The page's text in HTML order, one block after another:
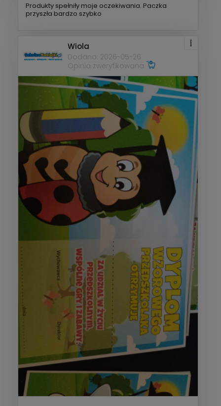
Produkty spełniły moje oczekiwania. Paczka
przyszła bardzo szybko
Wiola
Dodano: 2026-05-26
Opinia zweryfikowana